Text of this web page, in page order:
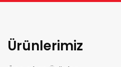
Ürünlerimiz